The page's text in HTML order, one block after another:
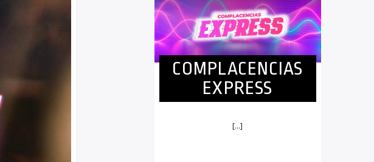
COMPLACENCIAS
EXPRESS
[...]